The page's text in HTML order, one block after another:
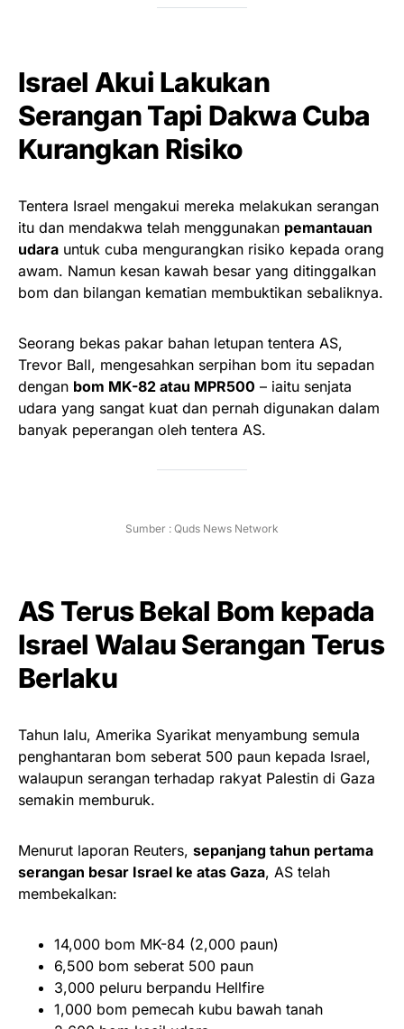
Israel Akui Lakukan
Serangan Tapi Dakwa Cuba
Kurangkan Risiko
Tentera Israel mengakui mereka melakukan serangan
itu dan mendakwa telah menggunakan pemantauan
udara untuk cuba mengurangkan risiko kepada orang
awam. Namun kesan kawah besar yang ditinggalkan
bom dan bilangan kematian membuktikan sebaliknya.
Seorang bekas pakar bahan letupan tentera AS,
Trevor Ball, mengesahkan serpihan bom itu sepadan
dengan bom MK-82 atau MPR500 – iaitu senjata
udara yang sangat kuat dan pernah digunakan dalam
banyak peperangan oleh tentera AS.
Sumber : Quds News Network
AS Terus Bekal Bom kepada
Israel Walau Serangan Terus
Berlaku
Tahun lalu, Amerika Syarikat menyambung semula
penghantaran bom seberat 500 paun kepada Israel,
walaupun serangan terhadap rakyat Palestin di Gaza
semakin memburuk.
Menurut laporan Reuters, sepanjang tahun pertama
serangan besar Israel ke atas Gaza, AS telah
membekalkan:
14,000 bom MK-84 (2,000 paun)
6,500 bom seberat 500 paun
3,000 peluru berpandu Hellfire
1,000 bom pemecah kubu bawah tanah